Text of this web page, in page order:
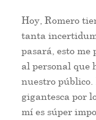
Hoy, Romero
tanta
pasará, esto
al personal que
nuestro
gigantesca por
mí es súper